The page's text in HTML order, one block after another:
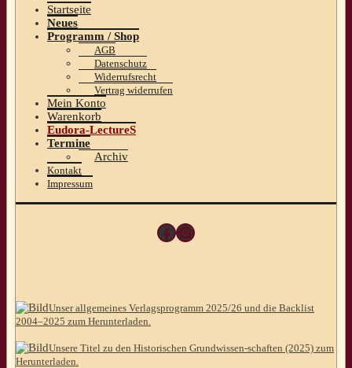
Startseite
Neues
Programm / Shop
AGB
Datenschutz
Widerrufsrecht
Vertrag widerrufen
Mein Konto
Warenkorb
Eudora-LectureS
Termine
Archiv
Kontakt
Impressum
Facebook
Instagram
Unser allgemeines Verlagsprogramm 2025/26 und die Backlist
2004–2025 zum Herunterladen.
Unsere Titel zu den Historischen Grundwissen-schaften (2025) zum
Herunterladen.